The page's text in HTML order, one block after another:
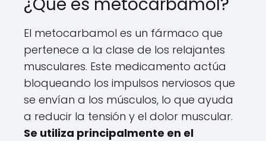
El metocarbamol es un fármaco que
pertenece a la clase de los relajantes
musculares. Este medicamento actúa
bloqueando los impulsos nerviosos que
se envían a los músculos, lo que ayuda
a reducir la tensión y el dolor muscular.
Se utiliza principalmente en el